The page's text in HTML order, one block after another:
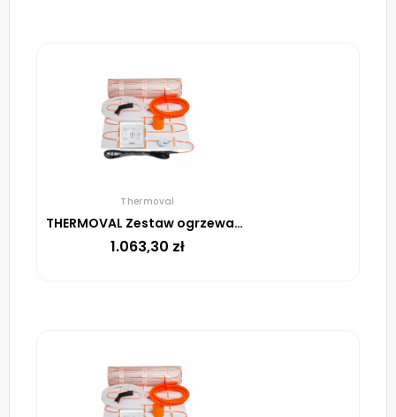
Thermoval
THERMOVAL Zestaw ogrzewania podłogowego – mata TV TO 8m² 170W/m² regulator TT 16 biały
1.063,30 zł